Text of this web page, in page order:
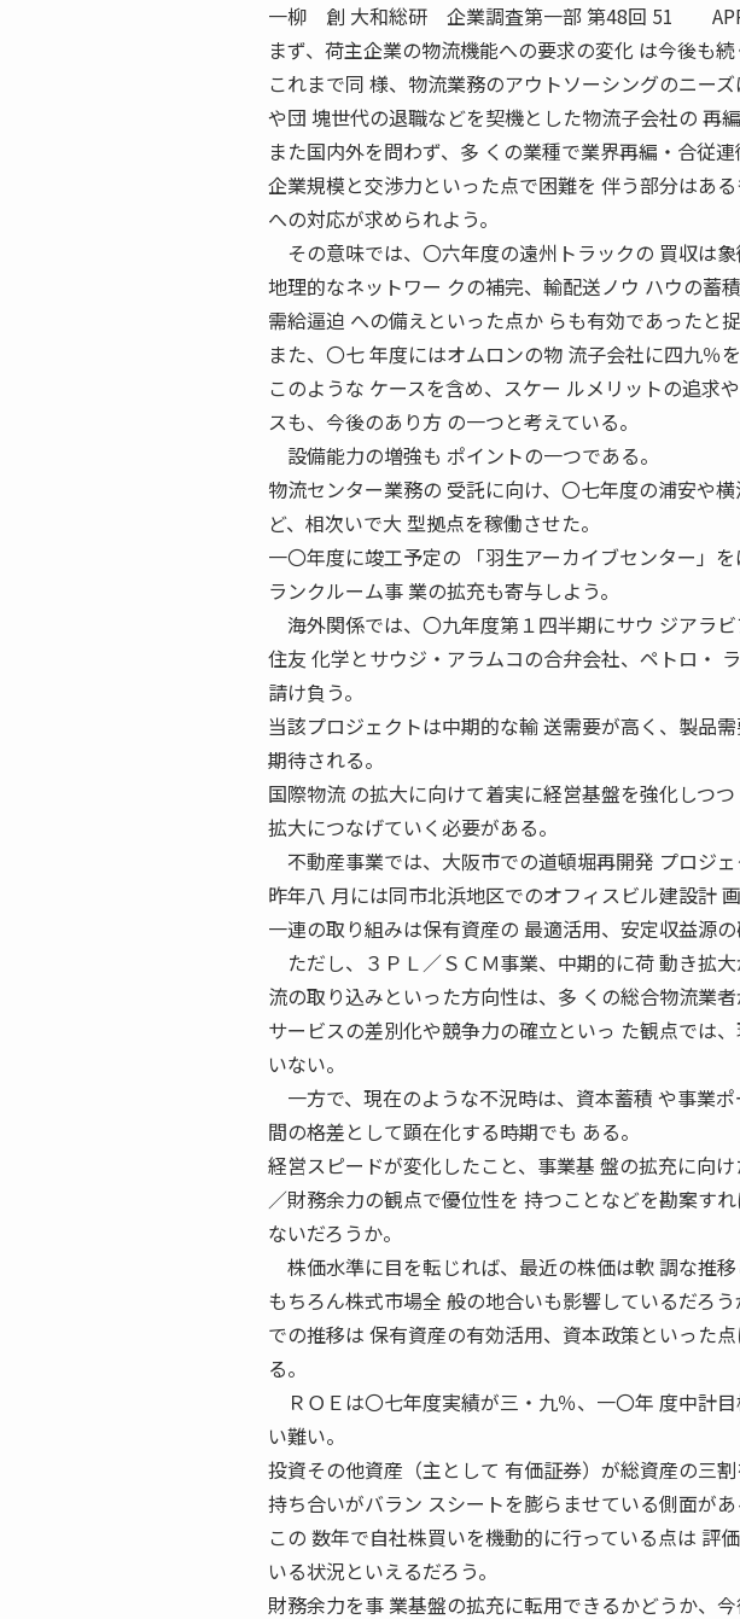
一柳 創 大和総研 企業調査第一部 第48回 51
まず、荷主企業の物流機能への要求の変化 は今後も続
これまで同 様、物流業務のアウトソーシングのニー
や団 塊世代の退職などを契機とした物流子会社の 再編
また国内外を問わず、多 くの業種で業界再編・合従連
企業規模と交渉力といった点で困難を 伴う部分はあ
への対応が求められよう。
その意味では、〇六年度の遠州トラックの 買収は象
地理的なネットワー クの補完、輸配送ノウ ハウの蓄
需給逼迫 への備えといった点か らも有効であったと捉
また、〇七 年度にはオムロンの物 流子会社に四九％を
このような ケースを含め、スケー ルメリットの追求
スも、今後のあり方 の一つと考えている。
設備能力の増強も ポイントの一つである。
物流センター業務の 受託に向け、〇七年度の浦安や
ど、相次いで大 型拠点を稼働させた。
一〇年度に竣工予定の 「羽生アーカイブセンター」
ランクルーム事 業の拡充も寄与しよう。
海外関係では、〇九年度第１四半期にサウ ジアラビ
住友 化学とサウジ・アラムコの合弁会社、ペトロ・
請け負う。
当該プロジェクトは中期的な輸 送需要が高く、製品
期待される。
国際物流 の拡大に向けて着実に経営基盤を強化しつ
拡大につなげていく必要がある。
不動産事業では、大阪市での道頓堀再開発 プロジェ
昨年八 月には同市北浜地区でのオフィスビル建設計 画
一連の取り組みは保有資産の 最適活用、安定収益源の
ただし、３ＰＬ／ＳＣＭ事業、中期的に荷 動き拡
流の取り込みといった方向性は、多 くの総合物流業
サービスの差別化や競争力の確立といっ た観点では
いない。
一方で、現在のような不況時は、資本蓄積 や事業
間の格差として顕在化する時期でも ある。
経営スピードが変化したこと、事業基 盤の拡充に向
／財務余力の観点で優位性を 持つことなどを勘案す
ないだろうか。
株価水準に目を転じれば、最近の株価は軟 調な推移
もちろん株式市場全 般の地合いも影響しているだろ
での推移は 保有資産の有効活用、資本政策といった
る。
ＲＯＥは〇七年度実績が三・九％、一〇年 度中計
い難い。
投資その他資産（主として 有価証券）が総資産の三
持ち合いがバラン スシートを膨らませている側面があ
この 数年で自社株買いを機動的に行っている点は 評
いる状況といえるだろう。
財務余力を事 業基盤の拡充に転用できるかどうか、